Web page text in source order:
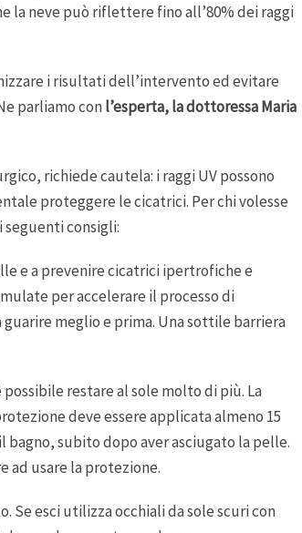
la neve può riflettere fino all’80% dei raggi
i risultati dell’intervento ed evitare
parliamo conl’esperta, la dottoressa Maria
richiede cautela: i raggi UV possono
proteggere le cicatrici. Per chi volesse
seguenti consigli:
e a prevenire cicatrici ipertrofiche e
per accelerare il processo di
meglio e prima. Una sottile barriera
restare al sole molto di più. La
deve essere applicata almeno 15
bagno, subito dopo aver asciugato la pelle.
ad usare la protezione.
Se esci utilizza occhiali da sole scuri con